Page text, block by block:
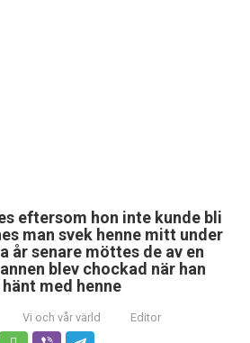
eftersom hon inte kunde bli
man svek henne mitt under
år senare möttes de av en
blev chockad när han
med henne
Vi och vår värld Editor